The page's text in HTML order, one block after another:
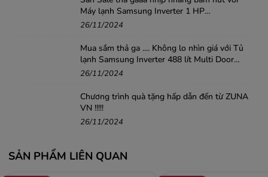
Máy lạnh Samsung Inverter 1 HP
AR10DYHZAWKNSV .....!!!
26/11/2024
Mua sắm thả ga .... Không lo nhìn giá với Tủ
lạnh Samsung Inverter 488 lít Multi Door
RF48A4010B4/SV
26/11/2024
Chương trình quà tặng hấp dẫn đến từ ZUNA
VN !!!!!
26/11/2024
SẢN PHẨM LIÊN QUAN